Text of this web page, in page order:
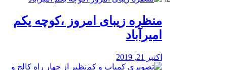
منظره‌‌ زیبای امروز ،کوچه یکم
امیرآباد
اکتبر 21, 2019